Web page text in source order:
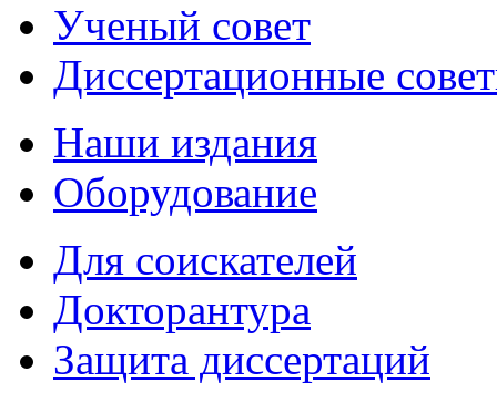
Ученый совет
Диссертационные
Наши издания
Оборудование
Для соискателей
Докторантура
Защита диссертаций